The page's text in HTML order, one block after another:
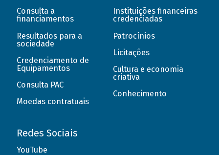
Consulta a
financiamentos
Resultados para a
sociedade
Credenciamento de
Equipamentos
Consulta PAC
Moedas contratuais
Instituições financeiras
credenciadas
Patrocínios
Licitações
Cultura e economia
criativa
Conhecimento
Redes Sociais
YouTube